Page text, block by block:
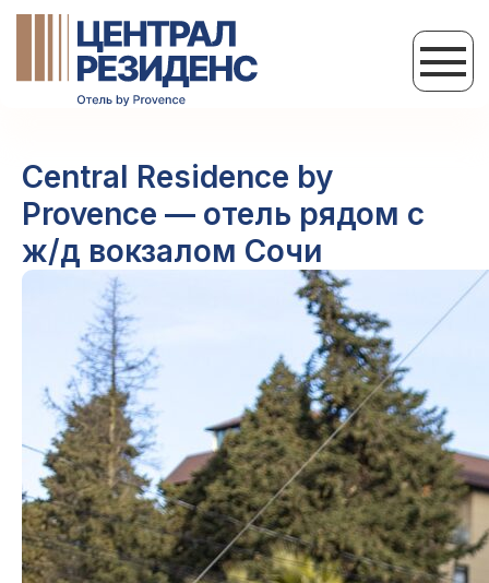
Central Residence by
Provence — отель рядом с
ж/д вокзалом Сочи